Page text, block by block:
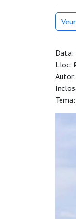
Data:
Lloc:
Autor:
Tema: